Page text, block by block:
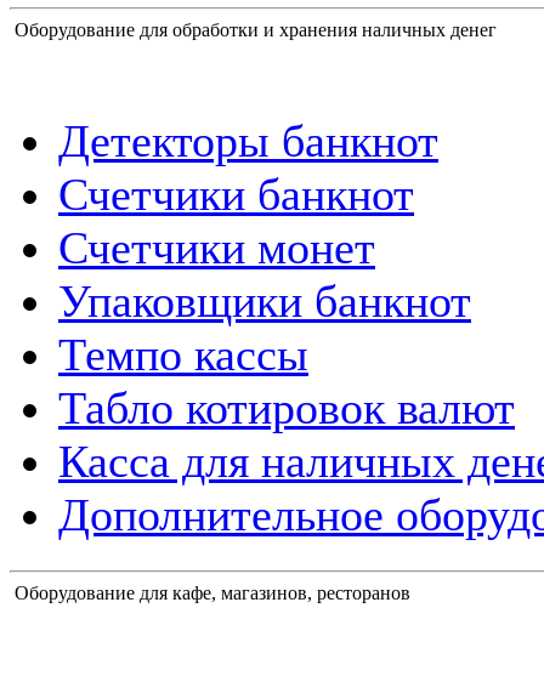
Оборудование для обработки и хранения наличных денег
Детекторы банкнот
Счетчики банкнот
Счетчики монет
Упаковщики банкнот
Темпо кассы
Табло котировок валют
Касса для наличных
Дополнительное
Оборудование для кафе, магазинов, ресторанов